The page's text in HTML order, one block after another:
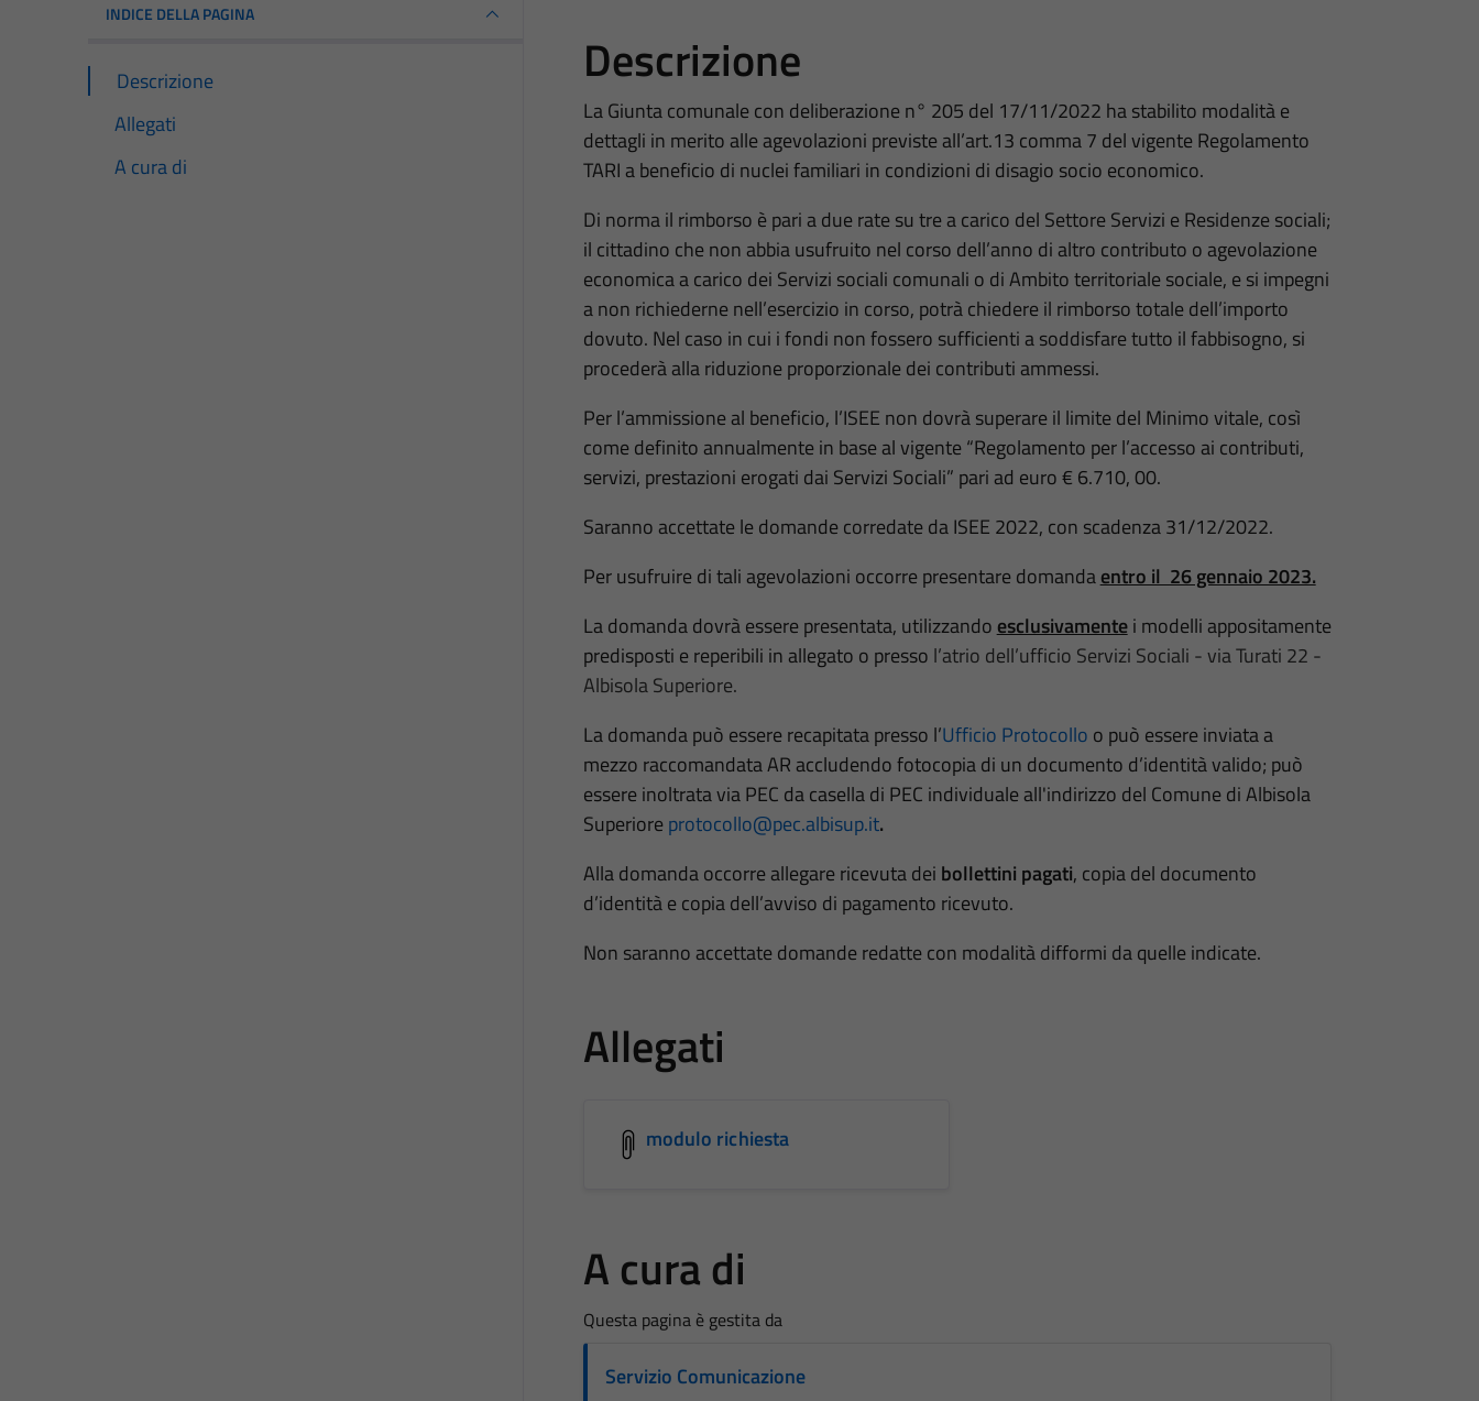
INDICE DELLA PAGINA
Descrizione
Allegati
A cura di
Descrizione
La Giunta comunale con deliberazione n° 205 del 17/11/2022 ha stabilito modalità e
dettagli in merito alle agevolazioni previste all’art.13 comma 7 del vigente Regolamento
TARI a beneficio di nuclei familiari in condizioni di disagio socio economico.
Di norma il rimborso è pari a due rate su tre a carico del Settore Servizi e Residenze sociali;
il cittadino che non abbia usufruito nel corso dell’anno di altro contributo o agevolazione
economica a carico dei Servizi sociali comunali o di Ambito territoriale sociale, e si impegni
a non richiederne nell’esercizio in corso, potrà chiedere il rimborso totale dell’importo
dovuto. Nel caso in cui i fondi non fossero sufficienti a soddisfare tutto il fabbisogno, si
procederà alla riduzione proporzionale dei contributi ammessi.
Per l’ammissione al beneficio, l’ISEE non dovrà superare il limite del Minimo vitale, così
come definito annualmente in base al vigente “Regolamento per l’accesso ai contributi,
servizi, prestazioni erogati dai Servizi Sociali” pari ad euro € 6.710, 00.
Saranno accettate le domande corredate da ISEE 2022, con scadenza 31/12/2022.
Per usufruire di tali agevolazioni occorre presentare domandaentro il 26 gennaio 2023.
La domanda dovrà essere presentata, utilizzando esclusivamentei modelli appositamente
predisposti e reperibili in allegato o presso l’atrio dell’ufficio Servizi Sociali - via Turati 22 -
Albisola Superiore.
La domanda può essere recapitata presso l’Ufficio Protocollo o può essere inviata a
mezzo raccomandata AR accludendo fotocopia di un documento d’identità valido; può
essere inoltrata via PEC da casella di PEC individuale all'indirizzo del Comune di Albisola
Superiore protocollo@pec.albisup.it.
Alla domanda occorre allegare ricevuta dei bollettini pagati, copia del documento
d’identità e copia dell’avviso di pagamento ricevuto.
Non saranno accettate domande redatte con modalità difformi da quelle indicate.
Allegati
modulo richiesta
A cura di
Questa pagina è gestita da
Servizio Comunicazione